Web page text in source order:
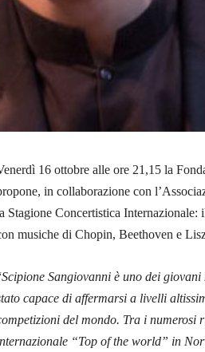
16 ottobre alle ore 21,15 la
in collaborazione con
Stagione Concertistica
musiche di Chopin, Beethoven e
Scipione Sangiovanni è uno dei
capace di affermarsi a livelli
del mondo. Tra i numerosi
“Top of the world” in